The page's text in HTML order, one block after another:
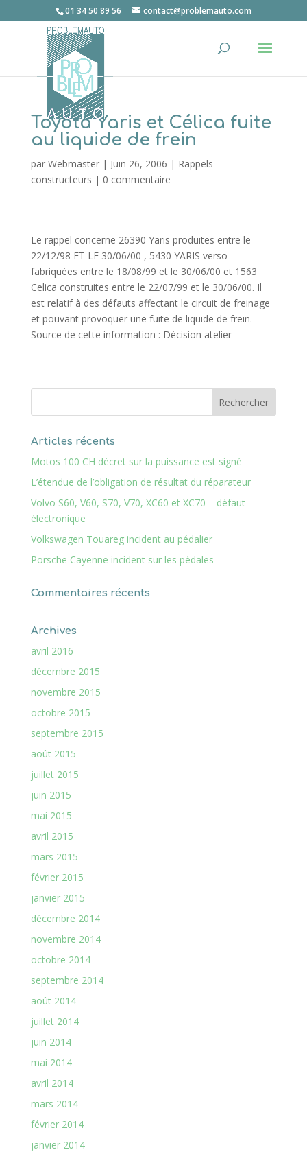
01 34 50 89 56 contact@problemauto.com
Toyota Yaris et Célica fuite
au liquide de frein
par Webmaster| Juin 26, 2006 | Rappels
constructeurs | 0 commentaire
Le rappel concerne 26390 Yaris produites entre le
22/12/98 ET LE 30/06/00 , 5430 YARIS verso
fabriquées entre le 18/08/99 et le 30/06/00 et 1563
Celica construites entre le 22/07/99 et le 30/06/00. Il
est relatif à des défauts affectant le circuit de freinage
et pouvant provoquer une fuite de liquide de frein.
Source de cette information : Décision atelier
Articles récents
Motos 100 CH décret sur la puissance est signé
L’étendue de l’obligation de résultat du réparateur
Volvo S60, V60, S70, V70, XC60 et XC70 – défaut
électronique
Volkswagen Touareg incident au pédalier
Porsche Cayenne incident sur les pédales
Commentaires récents
Archives
avril 2016
décembre 2015
novembre 2015
octobre 2015
septembre 2015
août 2015
juillet 2015
juin 2015
mai 2015
avril 2015
mars 2015
février 2015
janvier 2015
décembre 2014
novembre 2014
octobre 2014
septembre 2014
août 2014
juillet 2014
juin 2014
mai 2014
avril 2014
mars 2014
février 2014
janvier 2014